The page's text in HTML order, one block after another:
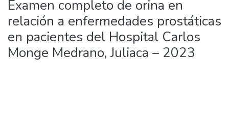
Examen completo de orina en
relación a enfermedades prostáticas
en pacientes del Hospital Carlos
Monge Medrano, Juliaca – 2023